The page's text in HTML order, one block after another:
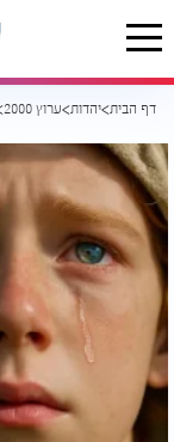
דף הבית יהדות ערוץ 2000